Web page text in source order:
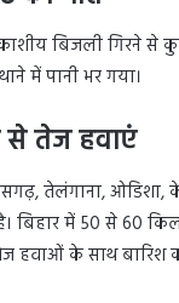
बिजली गिरने से
में पानी भर गया।
से तेज हवाएं
तेलंगाना,
बिहार में 50 से 60
हवाओं के साथ बारिश